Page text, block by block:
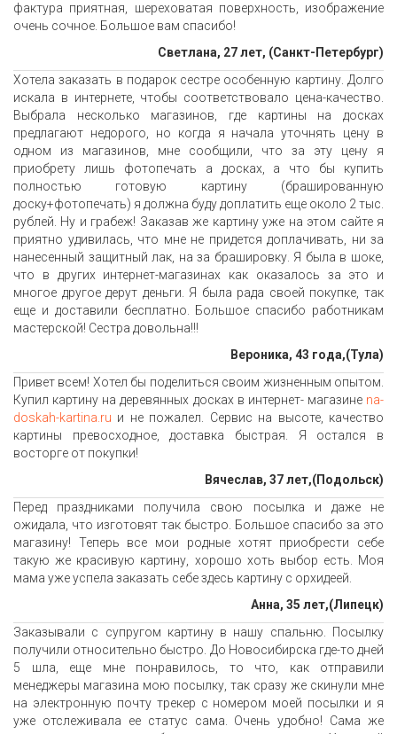
фактура приятная, шереховатая поверхность, изображение
очень сочное. Большое вам спасибо!
Светлана, 27 лет, (Санкт-Петербург)
Хотела заказать в подарок сестре особенную картину. Долго
искала в интернете, чтобы соответствовало цена-качество.
Выбрала несколько магазинов, где картины на досках
предлагают недорого, но когда я начала уточнять цену в
одном из магазинов, мне сообщили, что за эту цену я
приобрету лишь фотопечать а досках, а что бы купить
полностью готовую картину (брашированную
доску+фотопечать) я должна буду доплатить еще около 2 тыс.
рублей. Ну и грабеж! Заказав же картину уже на этом сайте я
приятно удивилась, что мне не придется доплачивать, ни за
нанесенный защитный лак, на за брашировку. Я была в шоке,
что в других интернет-магазинах как оказалось за это и
многое другое дерут деньги. Я была рада своей покупке, так
еще и доставили бесплатно. Большое спасибо работникам
мастерской! Сестра довольна!!!
Вероника, 43 года,(Тула)
Привет всем! Хотел бы поделиться своим жизненным опытом.
Купил картину на деревянных досках в интернет- магазине na-
doskah-kartina.ru и не пожалел. Сервис на высоте, качество
картины превосходное, доставка быстрая. Я остался в
восторге от покупки!
Вячеслав, 37 лет,(Подольск)
Перед праздниками получила свою посылка и даже не
ожидала, что изготовят так быстро. Большое спасибо за это
магазину! Теперь все мои родные хотят приобрести себе
такую же красивую картину, хорошо хоть выбор есть. Моя
мама уже успела заказать себе здесь картину с орхидеей.
Анна, 35 лет,(Липецк)
Заказывали с супругом картину в нашу спальню. Посылку
получили относительно быстро. До Новосибирска где-то дней
5 шла, еще мне понравилось, то что, как отправили
менеджеры магазина мою посылку, так сразу же скинули мне
на электронную почту трекер с номером моей посылки и я
уже отслеживала ее статус сама. Очень удобно! Сама же